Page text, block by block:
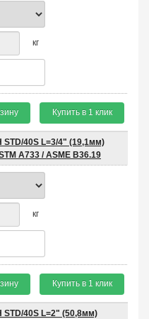
кг
Купить в 1 клик
40S L=3/4" (19,1мм)
A733 / ASME B36.19
кг
Купить в 1 клик
40S L=2" (50,8мм)